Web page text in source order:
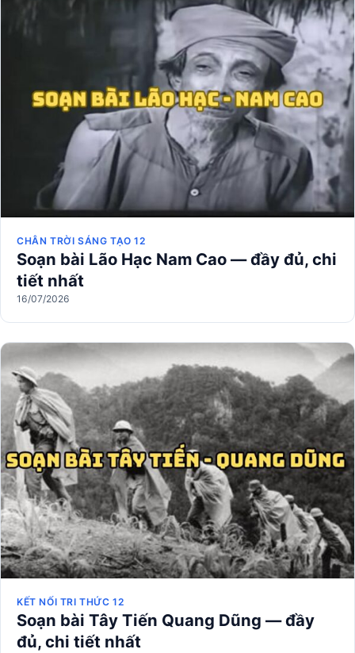
CHÂN TRỜI SÁNG TẠO 12
Soạn bài Lão Hạc Nam Cao — đầy đủ, chi
tiết nhất
16/07/2026
KẾT NỐI TRI THỨC 12
Soạn bài Tây Tiến Quang Dũng — đầy
đủ, chi tiết nhất